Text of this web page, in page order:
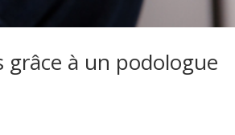
à un podologue